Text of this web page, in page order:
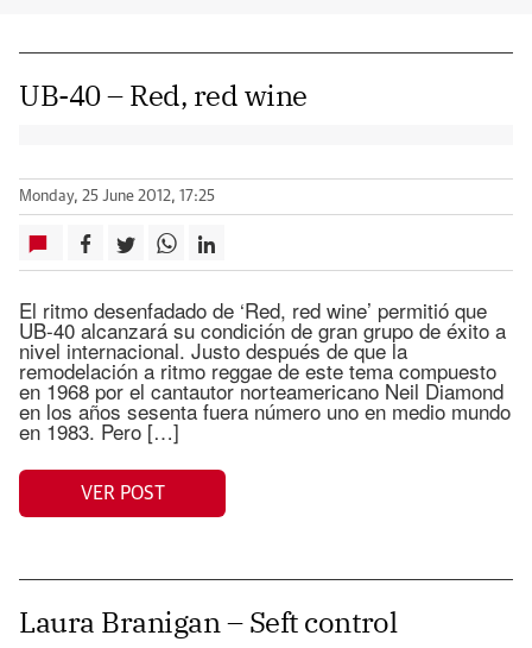
UB-40 – Red, red wine
Monday, 25 June 2012, 17:25
El ritmo desenfadado de ‘Red, red wine’ permitió que
UB-40 alcanzará su condición de gran grupo de éxito a
nivel internacional. Justo después de que la
remodelación a ritmo reggae de este tema compuesto
en 1968 por el cantautor norteamericano Neil Diamond
en los años sesenta fuera número uno en medio mundo
en 1983. Pero […]
VER POST
Laura Branigan – Seft control